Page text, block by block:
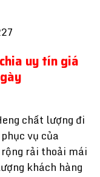
uy tín giá
chất lượng đi
vụ của
rải thoải mái
khách hàng